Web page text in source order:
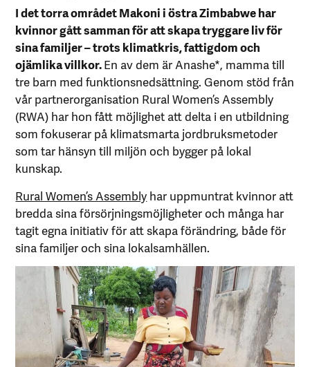
I det torra området Makoni i östra Zimbabwe har
kvinnor gått samman för att skapa tryggare liv för
sina familjer – trots klimatkris, fattigdom och
ojämlika villkor.En av dem är Anashe*, mamma till
tre barn med funktionsnedsättning. Genom stöd från
vår partnerorganisation Rural Women’s Assembly
(RWA) har hon fått möjlighet att delta i en utbildning
som fokuserar på klimatsmarta jordbruksmetoder
som tar hänsyn till miljön och bygger på lokal
kunskap.
Rural Women’s Assembly har uppmuntrat kvinnor att
bredda sina försörjningsmöjligheter och många har
tagit egna initiativ för att skapa förändring, både för
sina familjer och sina lokalsamhällen.